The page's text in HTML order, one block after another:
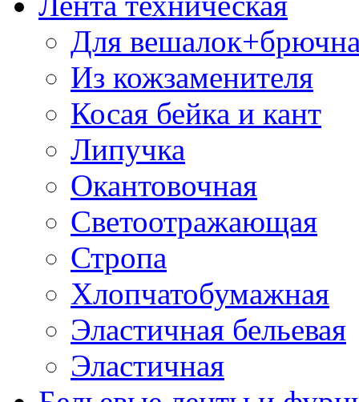
Для
Из кожзаменителя
Косая бейка и кант
Липучка
Окантовочная
Светоотражающая
Стропа
Хлопчатобумажная
Эластичная бельевая
Эластичная